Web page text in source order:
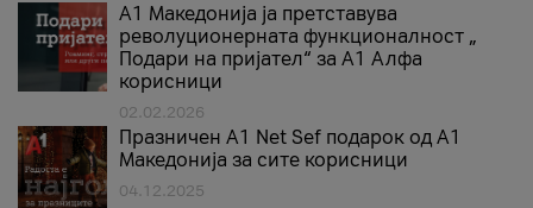
А1 Македонија ја претставува
револуционерната функционалност „
Подари на пријател“ за А1 Алфа
корисници
02.02.2026
Празничен A1 Net Sеf подарок од А1
Македонија за сите корисници
04.12.2025